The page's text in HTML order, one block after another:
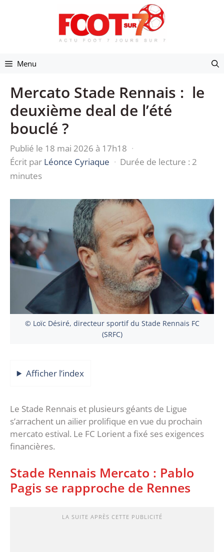
Menu
Mercato Stade Rennais : le
deuxième deal de l’été
bouclé ?
Publié le 18 mai 2026 à 17h18 ·
Écrit par Léonce Cyriaque · Durée de lecture : 2
minutes
© Loïc Désiré, directeur sportif du Stade Rennais FC
(SRFC)
Afficher l’index
Le Stade Rennais et plusieurs géants de Ligue
s’arrachent un ailier prolifique en vue du prochain
mercato estival. Le FC Lorient a fixé ses exigences
financières.
Stade Rennais Mercato : Pablo
Pagis se rapproche de Rennes
LA SUITE APRÈS CETTE PUBLICITÉ